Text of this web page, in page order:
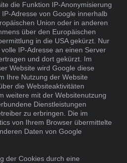
die Funktion IP-Anonymisierung
Adresse von Google innerhalb
Union oder in anderen
über den Europäischen
in die USA gekürzt. Nur
IP-Adresse an einen Server
und dort gekürzt. Im
Website wird Google diese
Ihre Nutzung der Website
die Websiteaktivitäten
weitere mit der Websitenutzung
Dienstleistungen
zu erbringen. Die im
von Ihrem Browser übermittelte
Daten von Google
der Cookies durch eine